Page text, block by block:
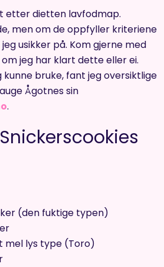
etter dietten lavfodmap.
men om de oppfyller kriteriene
usikker på. Kom gjerne med
jeg har klart dette eller ei.
kunne bruke, fant jeg oversiktlige
Ågotnes sin
.
(den fuktige typen)
mel lys type (Toro)